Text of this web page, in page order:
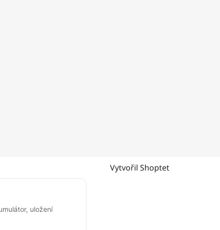
Vytvořil Shoptet
uložení